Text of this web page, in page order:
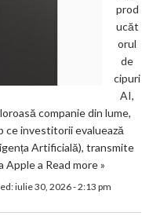
prod
ucăt
orul
de
cipuri
AI,
companie din lume,
ce investitorii evaluează
Artificială), transmite
Apple a Read more »
iulie 30, 2026 - 2:13 pm